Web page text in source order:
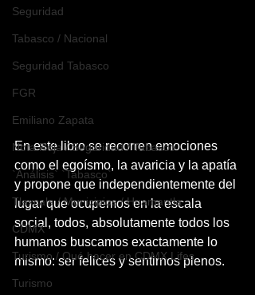
Seguridad
Tabasco / Nacional
Seguridad Tabasco
FGR
Emiliano Zapata
Nota Roja / Seguridad / Tabasco
`Análisis` `Tabasco`
Tlaxcala / Municipios / Huamantla
CDMX
Turismo / Qué hacer en CDMX Lifes
Turismo
En este libro se recorren emociones
como el egoísmo, la avaricia y la apatía
y propone que independientemente del
lugar que ocupemos en la escala
social, todos, absolutamente todos los
humanos buscamos exactamente lo
mismo: ser felices y sentirnos plenos.